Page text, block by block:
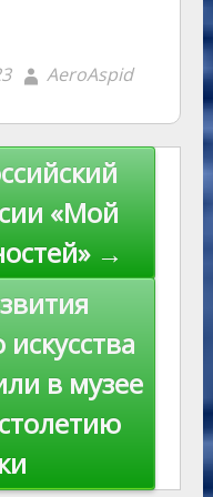
A
p
p
e u
AeroAspid
«Мой
→
в музее